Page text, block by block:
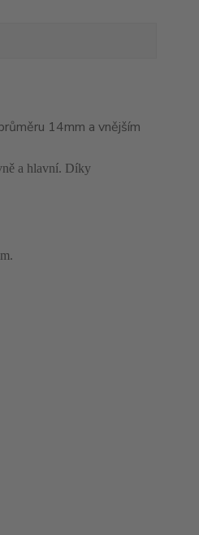
14mm a vnějším
a hlavní. Díky